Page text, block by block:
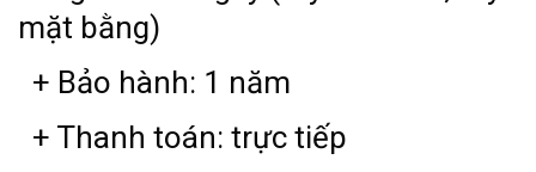
mặt bằng)
+ Bảo hành: 1 năm
+ Thanh toán: trực tiếp